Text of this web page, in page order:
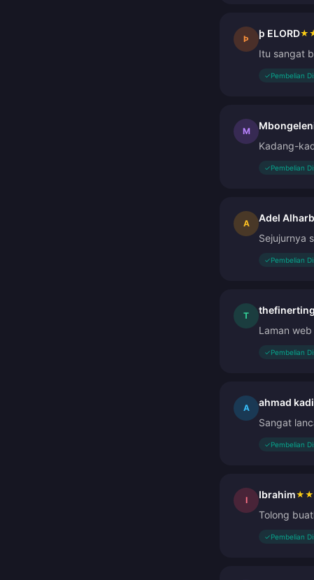
Þ þ ELORD★
Itu sangat
✓Pembelian
M
Kadang-
✓Pembelian
A Adel
Sejujurnya
✓Pembelian
T
Laman
✓Pembelian
A ahmad kadi
Sangat
✓Pembelian
I Ibrahim★ ★
Tolong
✓Pembelian